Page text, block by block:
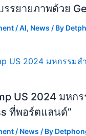
รรยายภาพด้วย
/AI, News / By
US 2024 มหก
ที่พอร์ตแลนด์”
/ News / By